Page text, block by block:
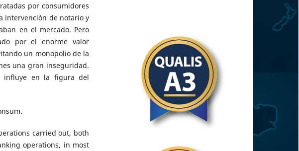
por consumidores
intervención de notario y
en el mercado. Pero
por el enorme valor
un monopolio de la
una gran inseguridad.
influye en la figura del
carried out, both
operations, in most